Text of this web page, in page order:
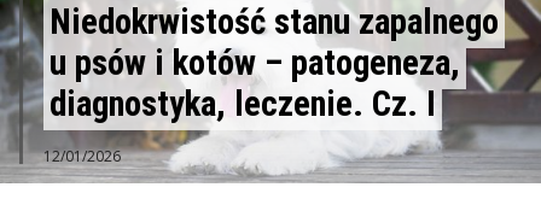
Niedokrwistość stanu zapalnego
u psów i kotów – patogeneza,
diagnostyka, leczenie. Cz. I
12/01/2026